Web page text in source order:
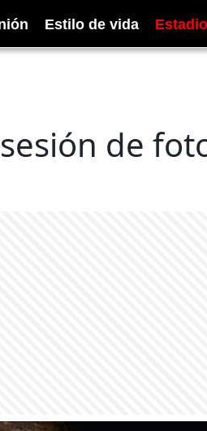
Estilo de vida Estadio
de